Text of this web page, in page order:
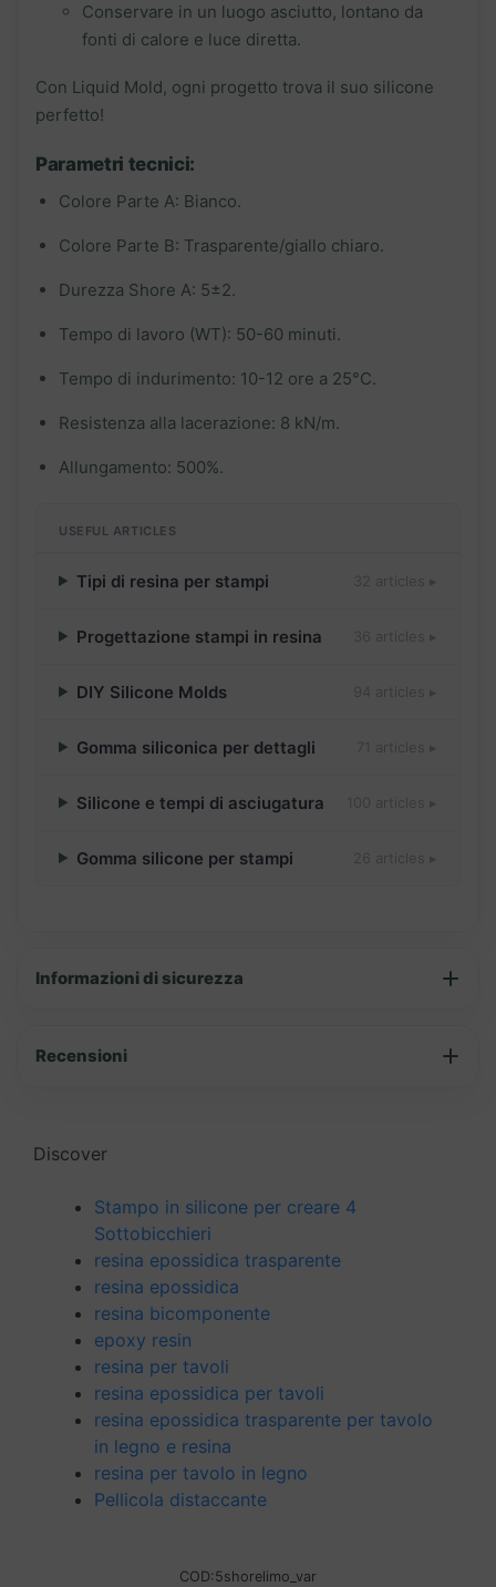
Conservare in un luogo asciutto, lontano da
fonti di calore e luce diretta.
Con Liquid Mold, ogni progetto trova il suo silicone
perfetto!
Parametri tecnici:
Colore Parte A: Bianco.
Colore Parte B: Trasparente/giallo chiaro.
Durezza Shore A: 5±2.
Tempo di lavoro (WT): 50-60 minuti.
Tempo di indurimento: 10-12 ore a 25°C.
Resistenza alla lacerazione: 8 kN/m.
Allungamento: 500%.
USEFUL ARTICLES
Tipi di resina per stampi
Progettazione stampi in resina
DIY Silicone Molds
Gomma siliconica per dettagli
Silicone e tempi di asciugatura
Gomma silicone per stampi
Informazioni di sicurezza
Recensioni
Discover
Stampo in silicone per creare 4
Sottobicchieri
resina epossidica trasparente
resina epossidica
resina bicomponente
epoxy resin
resina per tavoli
resina epossidica per tavoli
resina epossidica trasparente per tavolo
in legno e resina
resina per tavolo in legno
Pellicola distaccante
COD:5shorelimo_var